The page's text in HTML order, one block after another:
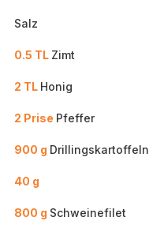
Salz
0.5 TL Zimt
2 TL Honig
2 Prise Pfeffer
900 g Drillingskartoffeln
40 g
800 g Schweinefilet